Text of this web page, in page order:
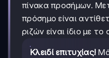
πίνακα προσήμων.
πρόσημο είναι
ριζών είναι ίδιο με το
Κλειδί επιτυχίας!